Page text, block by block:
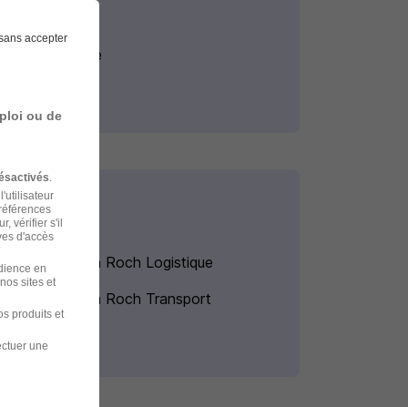
Stage Culture
Intérim Maen Roch Logistique
Intérim Maen Roch Transport
accepter
ou de
.
vérifier s'il
d'accès
en
sites et
produits et
une